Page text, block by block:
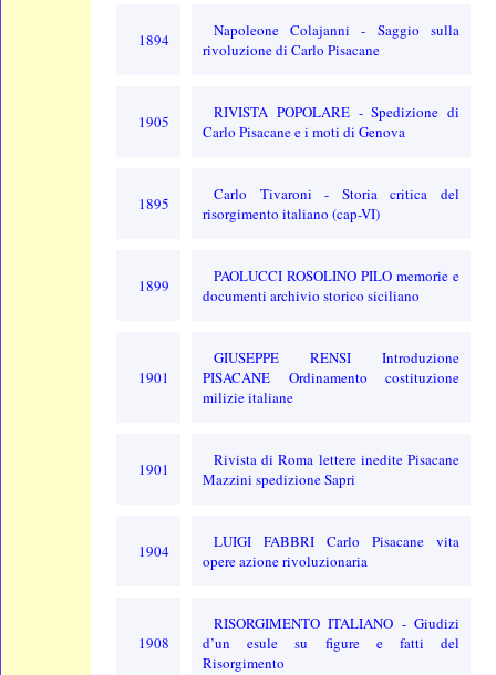
1894
Napoleone Colajanni - Saggio sulla
rivoluzione di Carlo Pisacane
1905
RIVISTA POPOLARE - Spedizione di
Carlo Pisacane e i moti di Genova
1895
Carlo Tivaroni - Storia critica del
risorgimento italiano (cap-VI)
1899
PAOLUCCI ROSOLINO PILO memorie e
documenti archivio storico siciliano
1901
GIUSEPPE RENSI Introduzione
PISACANE Ordinamento costituzione
milizie italiane
1901
Rivista di Roma lettere inedite Pisacane
Mazzini spedizione Sapri
1904
LUIGI FABBRI Carlo Pisacane vita
opere azione rivoluzionaria
1908
RISORGIMENTO ITALIANO - Giudizi
d’un esule su figure e fatti del
Risorgimento